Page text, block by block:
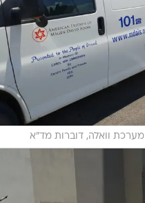
מערכת וואלה, דוברות מד"א